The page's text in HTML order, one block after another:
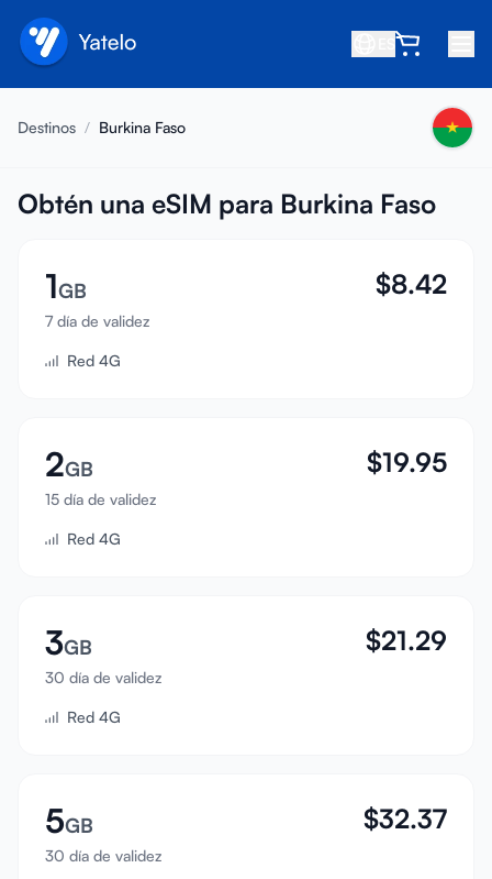
Nosotros
Invita a un amigo
Conviértete en afiliado
Centro de ayuda
Soporte
Compatibilidad de dispositivos
Iniciar sesión
Destinos / Burkina Faso
Obtén una eSIM para Burkina Faso
1GB
7 día de validez
$8.42
Red 4G
2GB
15 día de validez
$19.95
Red 4G
3GB
30 día de validez
$21.29
Red 4G
5GB
30 día de validez
$32.37